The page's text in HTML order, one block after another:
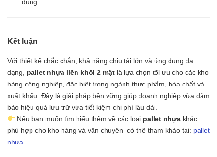
dụng.
Kết luận
Với thiết kế chắc chắn, khả năng chịu tải lớn và ứng dụng đa
dạng, pallet nhựa liền khối 2 mặt là lựa chọn tối ưu cho các kho
hàng công nghiệp, đặc biệt trong ngành thực phẩm, hóa chất và
xuất khẩu. Đây là giải pháp bền vững giúp doanh nghiệp vừa đảm
bảo hiệu quả lưu trữ vừa tiết kiệm chi phí lâu dài.
Nếu bạn muốn tìm hiểu thêm về các loại pallet nhựakhác
phù hợp cho kho hàng và vận chuyển, có thể tham khảo tại: pallet
nhựa